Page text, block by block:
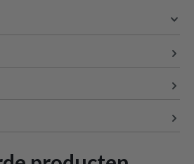
200 cm
Keramiek Wit 200x100is